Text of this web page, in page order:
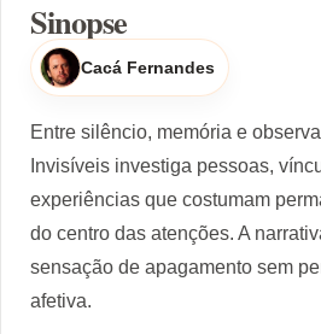
Sinopse
Cacá Fernandes
Entre silêncio, memória e
Invisíveis investiga pessoas,
experiências que costumam
do centro das atenções. A
sensação de apagamento sem
afetiva.